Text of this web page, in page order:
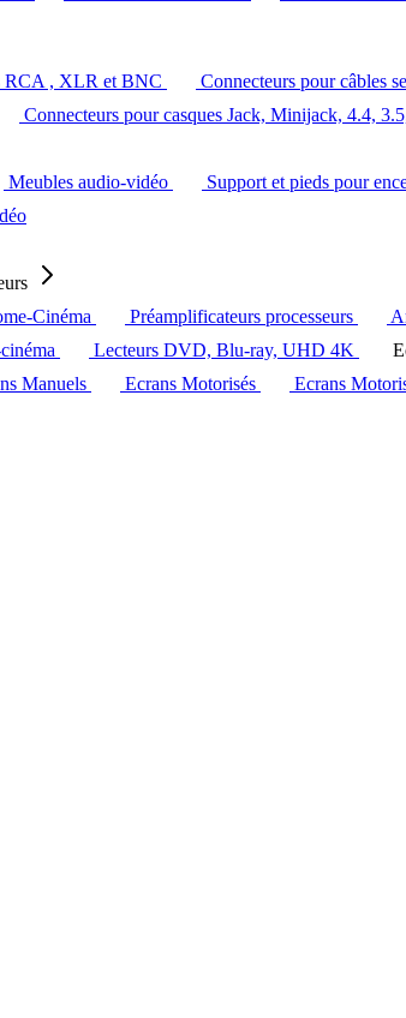
RCA , XLR et BNC Connecteurs pour câbles
Connecteurs pour casques Jack, Minijack, 4.4,
Meubles audio-vidéo Support et pieds pour
Cinéma Préamplificateurs processeurs
Lecteurs DVD, Blu-ray, UHD 4K
Manuels Ecrans Motorisés Ecrans